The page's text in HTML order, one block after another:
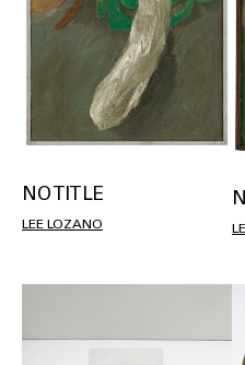
NO TITLE
LEE LOZANO